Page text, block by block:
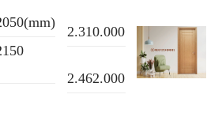
2.310.000
2.462.000